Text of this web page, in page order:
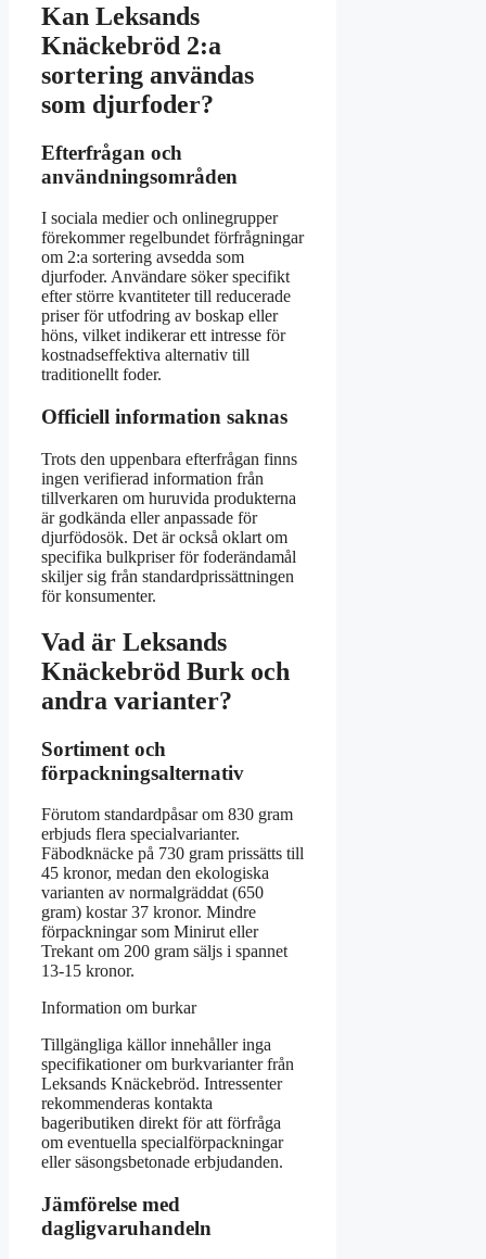
Kan Leksands
Knäckebröd 2:a
sortering användas
som djurfoder?
Efterfrågan och
användningsområden
I sociala medier och onlinegrupper
förekommer regelbundet förfrågningar
om 2:a sortering avsedda som
djurfoder. Användare söker specifikt
efter större kvantiteter till reducerade
priser för utfodring av boskap eller
höns, vilket indikerar ett intresse för
kostnadseffektiva alternativ till
traditionellt foder.
Officiell information saknas
Trots den uppenbara efterfrågan finns
ingen verifierad information från
tillverkaren om huruvida produkterna
är godkända eller anpassade för
djurfödosök. Det är också oklart om
specifika bulkpriser för foderändamål
skiljer sig från standardprissättningen
för konsumenter.
Vad är Leksands
Knäckebröd Burk och
andra varianter?
Sortiment och
förpackningsalternativ
Förutom standardpåsar om 830 gram
erbjuds flera specialvarianter.
Fäbodknäcke på 730 gram prissätts till
45 kronor, medan den ekologiska
varianten av normalgräddat (650
gram) kostar 37 kronor. Mindre
förpackningar som Minirut eller
Trekant om 200 gram säljs i spannet
13-15 kronor.
Information om burkar
Tillgängliga källor innehåller inga
specifikationer om burkvarianter från
Leksands Knäckebröd. Intressenter
rekommenderas kontakta
bageributiken direkt för att förfråga
om eventuella specialförpackningar
eller säsongsbetonade erbjudanden.
Jämförelse med
dagligvaruhandeln